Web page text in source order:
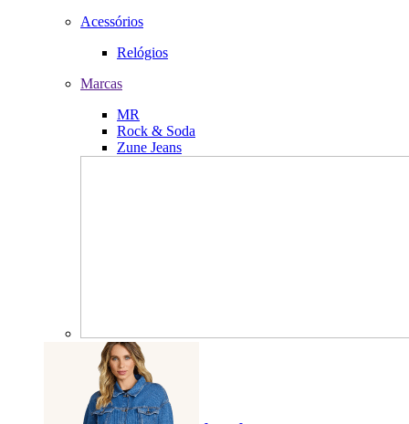
Acessórios
Relógios
Marcas
MR
Rock & Soda
Zune Jeans